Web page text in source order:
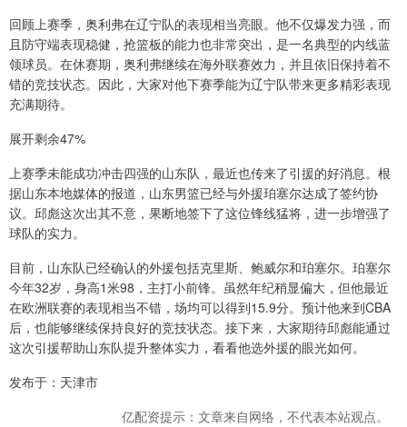
回顾上赛季，奥利弗在辽宁队的表现相当亮眼。他不仅爆发力强，而
且防守端表现稳健，抢篮板的能力也非常突出，是一名典型的内线蓝
领球员。在休赛期，奥利弗继续在海外联赛效力，并且依旧保持着不
错的竞技状态。因此，大家对他下赛季能为辽宁队带来更多精彩表现
充满期待。
展开剩余47%
上赛季未能成功冲击四强的山东队，最近也传来了引援的好消息。根
据山东本地媒体的报道，山东男篮已经与外援珀塞尔达成了签约协
议。邱彪这次出其不意，果断地签下了这位锋线猛将，进一步增强了
球队的实力。
目前，山东队已经确认的外援包括克里斯、鲍威尔和珀塞尔。珀塞尔
今年32岁，身高1米98，主打小前锋。虽然年纪稍显偏大，但他最近
在欧洲联赛的表现相当不错，场均可以得到15.9分。预计他来到CBA
后，也能够继续保持良好的竞技状态。接下来，大家期待邱彪能通过
这次引援帮助山东队提升整体实力，看看他选外援的眼光如何。
发布于：天津市
亿配资提示：文章来自网络，不代表本站观点。